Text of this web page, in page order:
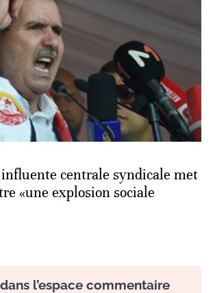
centrale syndicale met
«une explosion sociale
l’espace commentaire